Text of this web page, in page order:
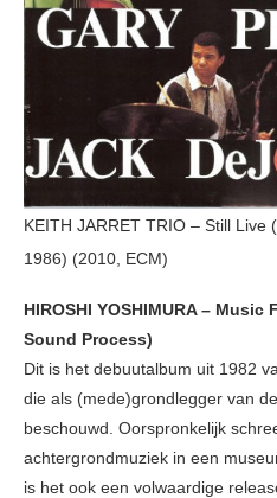
KEITH JARRET TRIO – Still
1986) (2010, ECM)
HIROSHI YOSHIMURA –
Sound Process)
Dit is het debuutalbum uit 1982
die als (mede)grondlegger van de
beschouwd. Oorspronkelijk
achtergrondmuziek in een
is het ook een volwaardige